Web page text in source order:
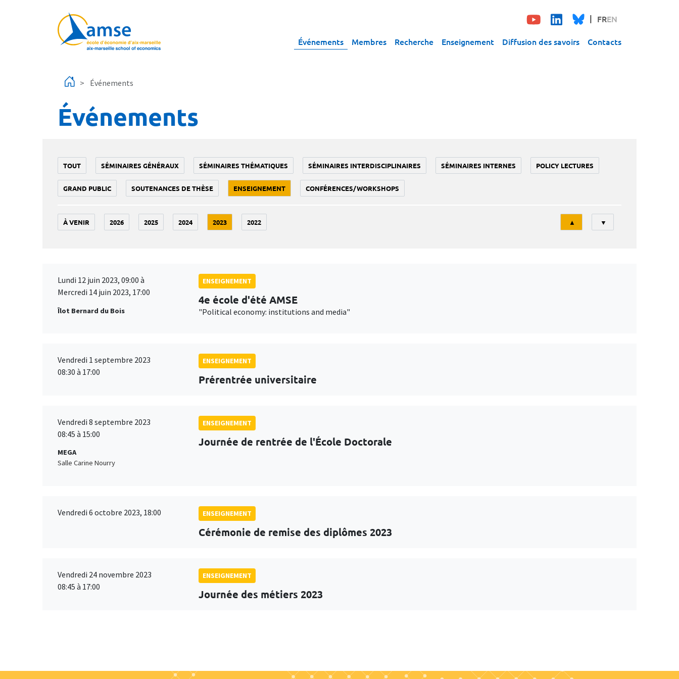
FREN
Événements Membres Recherche Enseignement Diffusion des savoirs Contacts
Événements
Événements
TOUT SÉMINAIRES GÉNÉRAUX SÉMINAIRES THÉMATIQUES SÉMINAIRES INTERDISCIPLINAIRES SÉMINAIRES INTERNES POLICY LECTURES
GRAND PUBLIC SOUTENANCES DE THÈSE ENSEIGNEMENT CONFÉRENCES/WORKSHOPS
À VENIR 2026 2025 2024 2023 2022
Tri
▲ ▼
Lundi 12 juin 2023, 09:00 à
Mercredi 14 juin 2023, 17:00
Îlot Bernard du Bois
ENSEIGNEMENT
4e école d'été AMSE
"Political economy: institutions and media"
Vendredi 1 septembre 2023
08:30 à 17:00
ENSEIGNEMENT
Prérentrée universitaire
Vendredi 8 septembre 2023
08:45 à 15:00
MEGA
Salle Carine Nourry
ENSEIGNEMENT
Journée de rentrée de l'École Doctorale
Vendredi 6 octobre 2023, 18:00 ENSEIGNEMENT
Cérémonie de remise des diplômes 2023
Vendredi 24 novembre 2023
08:45 à 17:00
ENSEIGNEMENT
Journée des métiers 2023